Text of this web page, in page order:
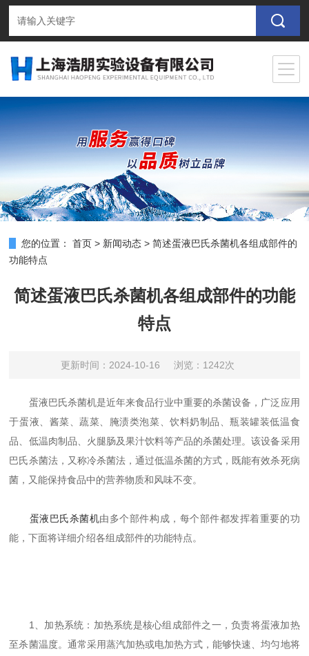
您的位置： 首页 > 新闻动态 >简述蛋液巴氏杀菌机各组成部件的
功能特点
简述蛋液巴氏杀菌机各组成部件的功能
特点
更新时间：2024-10-16 浏览：1242次
蛋液巴氏杀菌机是近年来食品行业中重要的杀菌设备，广泛应用
于蛋液、酱菜、蔬菜、腌渍类泡菜、饮料奶制品、瓶装罐装低温食
品、低温肉制品、火腿肠及果汁饮料等产品的杀菌处理。该设备采用
巴氏杀菌法，又称冷杀菌法，通过低温杀菌的方式，既能有效杀死病
菌，又能保持食品中的营养物质和风味不变。
蛋液巴氏杀菌机由多个部件构成，每个部件都发挥着重要的功
能，下面将详细介绍各组成部件的功能特点。
1、加热系统：加热系统是核心组成部件之一，负责将蛋液加热
至杀菌温度。通常采用蒸汽加热或电加热方式，能够快速、均匀地将